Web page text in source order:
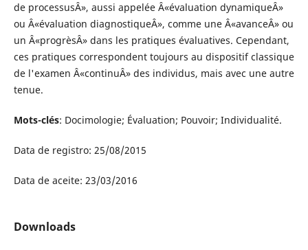
de processusÂ», aussi appelée Â«évaluation dynamiqueÂ»
ou Â«évaluation diagnostiqueÂ», comme une Â«avanceÂ» ou
un Â«progrèsÂ» dans les pratiques évaluatives. Cependant,
ces pratiques correspondent toujours au dispositif classique
de l'examen Â«continuÂ» des individus, mais avec une autre
tenue.
Mots-clés: Docimologie; Évaluation; Pouvoir; Individualité.
Data de registro: 25/08/2015
Data de aceite: 23/03/2016
Downloads